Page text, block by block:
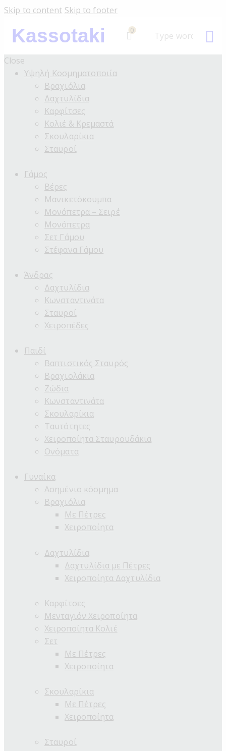
Skip to content Skip to footer
Kassotaki 0
Close
Υψηλή Κοσμηματοποιία
Βραχιόλια
Δαχτυλίδια
Καρφίτσες
Κολιέ & Κρεμαστά
Σκουλαρίκια
Σταυροί
Γάμος
Βέρες
Μανικετόκουμπα
Μονόπετρα – Σειρέ
Μονόπετρα
Σετ Γάμου
Στέφανα Γάμου
Άνδρας
Δαχτυλίδια
Κωνσταντινάτα
Σταυροί
Χειροπέδες
Παιδί
Βαπτιστικός Σταυρός
Βραχιολάκια
Ζώδια
Κωνσταντινάτα
Σκουλαρίκια
Ταυτότητες
Χειροποίητα Σταυρουδάκια
Ονόματα
Γυναίκα
Ασημένιο κόσμημα
Βραχιόλια
Με Πέτρες
Χειροποίητα
Δαχτυλίδια
Δαχτυλίδια με Πέτρες
Χειροποίητα Δαχτυλίδια
Καρφίτσες
Μενταγιόν Χειροποίητα
Χειροποίητα Κολιέ
Σετ
Με Πέτρες
Χειροποίητα
Σκουλαρίκια
Με Πέτρες
Χειροποίητα
Σταυροί